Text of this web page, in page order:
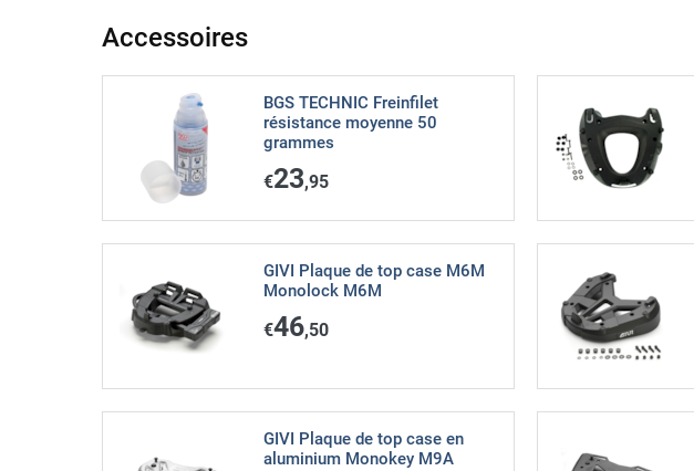
Accessoires
BGS TECHNIC Freinfilet
résistance moyenne 50
grammes
€23,95
GIVI Plaque de top case M6M
Monolock M6M
€46,50
GIVI Plaque de top case en
aluminium Monokey M9A